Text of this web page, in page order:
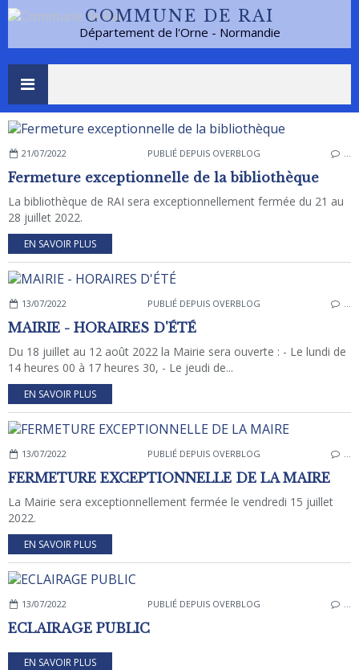
COMMUNE DE RAI
Département de l'Orne - Normandie
21/07/2022 PUBLIÉ DEPUIS OVERBLOG …
Fermeture exceptionnelle de la bibliothèque
La bibliothèque de RAI sera exceptionnellement fermée du 21 au
28 juillet 2022.
EN SAVOIR PLUS
13/07/2022 PUBLIÉ DEPUIS OVERBLOG …
MAIRIE - HORAIRES D'ÉTÉ
Du 18 juillet au 12 août 2022 la Mairie sera ouverte : - Le lundi de
14 heures 00 à 17 heures 30, - Le jeudi de...
EN SAVOIR PLUS
13/07/2022 PUBLIÉ DEPUIS OVERBLOG …
FERMETURE EXCEPTIONNELLE DE LA MAIRE
La Mairie sera exceptionnellement fermée le vendredi 15 juillet
2022.
EN SAVOIR PLUS
13/07/2022 PUBLIÉ DEPUIS OVERBLOG …
ECLAIRAGE PUBLIC
EN SAVOIR PLUS